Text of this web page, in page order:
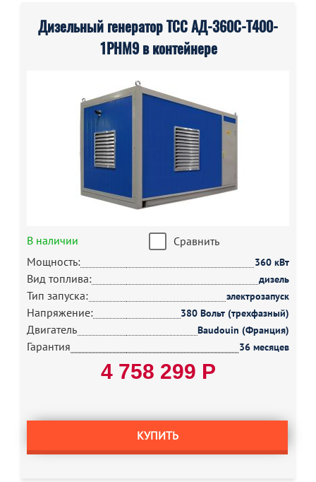
Дизельный генератор ТСС АД-360С-Т400-
1РНМ9 в контейнере
В наличии
Сравнить
Мощность:
360 кВт
Вид топлива: дизель
Тип запуска: электрозапуск
Напряжение: 380 Вольт (трехфазный)
Двигатель Baudouin (Франция)
Гарантия 36 месяцев
4 758 299 Р
КУПИТЬ